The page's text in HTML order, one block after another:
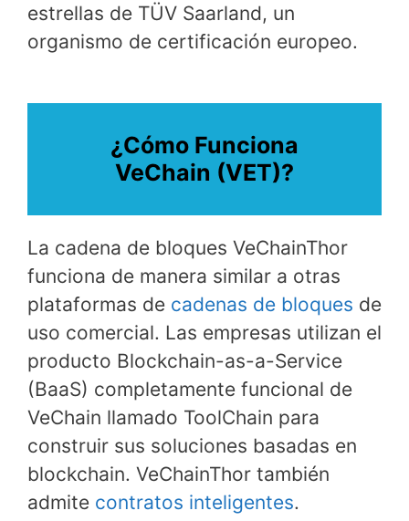
estrellas de TÜV Saarland, un
organismo de certificación europeo.
¿Cómo Funciona
VeChain (VET)?
La cadena de bloques VeChainThor
funciona de manera similar a otras
plataformas de cadenas de bloques de
uso comercial. Las empresas utilizan el
producto Blockchain-as-a-Service
(BaaS) completamente funcional de
VeChain llamado ToolChain para
construir sus soluciones basadas en
blockchain. VeChainThor también
admite contratos inteligentes.